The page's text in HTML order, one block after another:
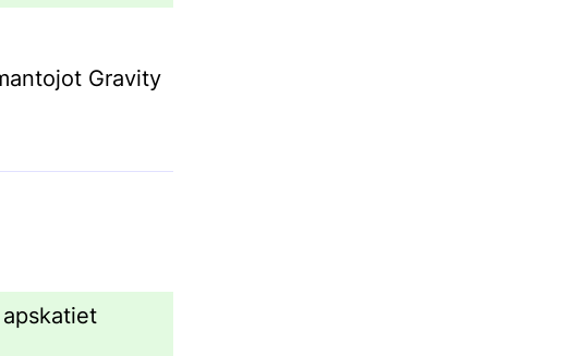
Gravity